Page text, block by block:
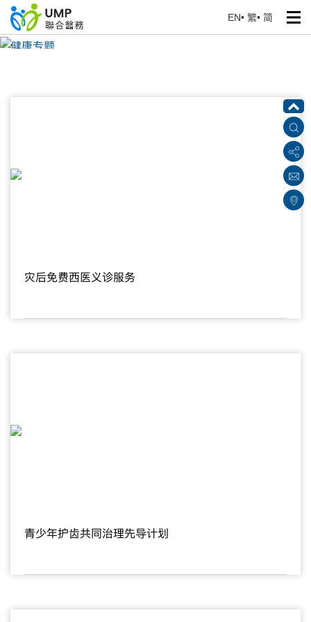
EN• 繁• 简
健康专题
灾后免费西医义诊服务
青少年护齿共同治理先导计划